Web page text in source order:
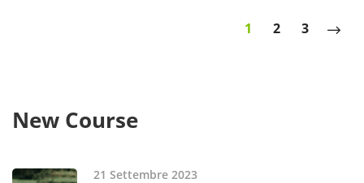
1 2 3
New Course
21 Settembre 2023